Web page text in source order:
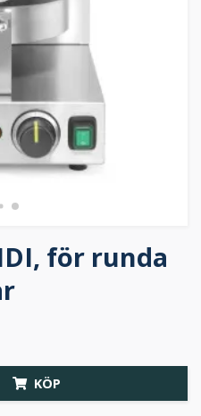
för runda
KÖP